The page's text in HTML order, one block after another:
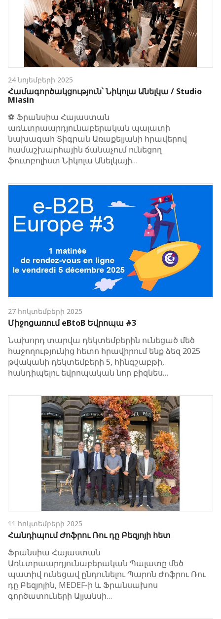
24 նոյեմբերի 2025
Համագործակցություն՝ Նիկոլա Անելկա / Studio
Miasin
⚽️ Ֆրանսիա Հայաստան
առևտրաարդյունաբերական պալատի
նախագահ Տիգրան Առաքելյանի հրավերով
համաշխարհային ճանաչում ունեցող
ֆուտբոլիստ Նիկոլա Անելկայի…
27 հոկտեմբերի 2025
Միջոցառում eBtoB Եվրոպա #3
Նախորդ տարվա դեկտեմբերին ունեցած մեծ
հաջողությունից հետո հրավիրում ենք ձեզ 2025
թվականի դեկտեմբերի 5, հինգշաբթի,
հանդիպելու եվրոպական նոր բիզնես…
11 հոկտեմբերի 2025
Հանդիպում Ժոֆրու Ռու դը Բեզյոյի հետ
Ֆրանսիա Հայաստան
Առևտրաարդյունաբերական Պալատը մեծ
պատիվ ունեցավ ընդունելու Պարոն Ժոֆրու Ռու
դը Բեզյոյին, MEDEF-ի և Ֆրանսախոս
գործատուների Ալյանսի…